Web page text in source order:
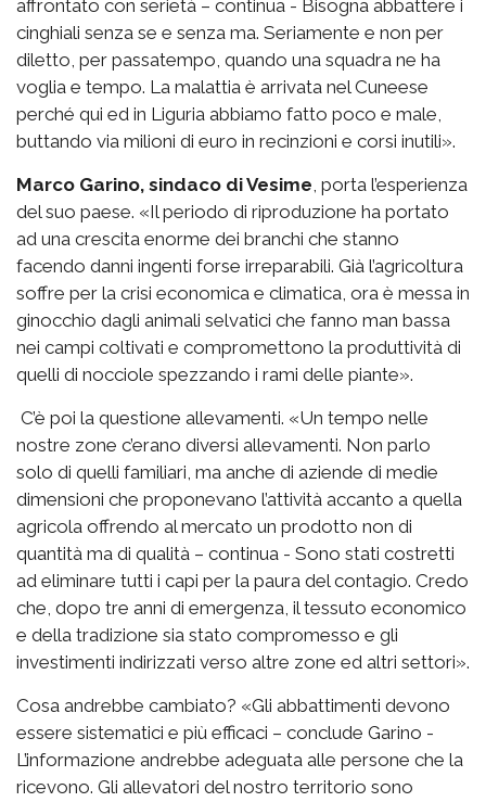
affrontato con serietà – continua - Bisogna abbattere i
cinghiali senza se e senza ma. Seriamente e non per
diletto, per passatempo, quando una squadra ne ha
voglia e tempo. La malattia è arrivata nel Cuneese
perché qui ed in Liguria abbiamo fatto poco e male,
buttando via milioni di euro in recinzioni e corsi inutili».
Marco Garino, sindaco di Vesime, porta l’esperienza
del suo paese. «Il periodo di riproduzione ha portato
ad una crescita enorme dei branchi che stanno
facendo danni ingenti forse irreparabili. Già l’agricoltura
soffre per la crisi economica e climatica, ora è messa in
ginocchio dagli animali selvatici che fanno man bassa
nei campi coltivati e compromettono la produttività di
quelli di nocciole spezzando i rami delle piante».
C’è poi la questione allevamenti. «Un tempo nelle
nostre zone c’erano diversi allevamenti. Non parlo
solo di quelli familiari, ma anche di aziende di medie
dimensioni che proponevano l’attività accanto a quella
agricola offrendo al mercato un prodotto non di
quantità ma di qualità – continua - Sono stati costretti
ad eliminare tutti i capi per la paura del contagio. Credo
che, dopo tre anni di emergenza, il tessuto economico
e della tradizione sia stato compromesso e gli
investimenti indirizzati verso altre zone ed altri settori».
Cosa andrebbe cambiato? «Gli abbattimenti devono
essere sistematici e più efficaci – conclude Garino -
L’informazione andrebbe adeguata alle persone che la
ricevono. Gli allevatori del nostro territorio sono